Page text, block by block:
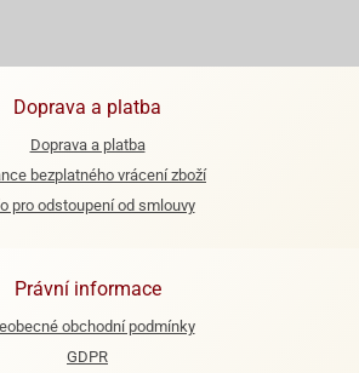
Doprava a platba
Doprava a platba
bezplatného vrácení zboží
pro odstoupení od smlouvy
Právní informace
obchodní podmínky
GDPR